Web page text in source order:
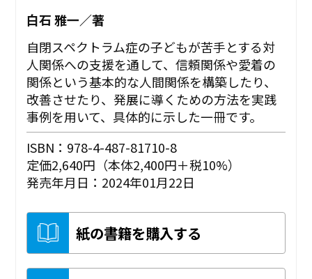
白石 雅一／著
自閉スペクトラム症の子どもが苦手とする対
人関係への支援を通して、信頼関係や愛着の
関係という基本的な人間関係を構築したり、
改善させたり、発展に導くための方法を実践
事例を用いて、具体的に示した一冊です。
ISBN：978-4-487-81710-8
定価2,640円（本体2,400円＋税10%）
発売年月日：2024年01月22日
紙の書籍を購入する